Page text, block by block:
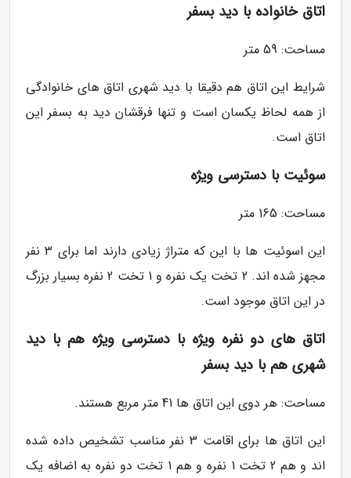
اتاق خانواده با دید بسفر
مساحت: 59 متر
شرایط این اتاق هم دقیقا با دید شهری اتاق های خانوادگی
از همه لحاظ یکسان است و تنها فرقشان دید به بسفر این
اتاق است.
سوئیت با دسترسی ویژه
مساحت: 165 متر
این اسوئیت ها با این که متراژ زیادی دارند اما برای 3 نفر
مجهز شده اند. 2 تخت یک نفره و 1 تخت 2 نفره بسیار بزرگ
در این اتاق موجود است.
اتاق های دو نفره ویژه با دسترسی ویژه هم با دید
شهری هم با دید بسفر
مساحت: هر دوی این اتاق ها 41 متر مربع هستند.
این اتاق ها برای اقامت 3 نفر مناسب تشخیص داده شده
اند و هم 2 تخت 1 نفره و هم 1 تخت دو نفره به اضافه یک